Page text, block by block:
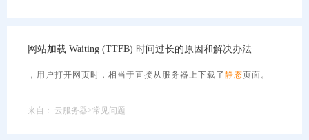
网站加载 Waiting (TTFB) 时间过长的原因和解决办法
，用户打开网页时，相当于直接从服务器上下载了 静态页面。
来自： 云服务器>常见问题